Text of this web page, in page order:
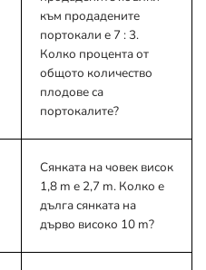
към продадените
портокали е 7 : 3.
Колко процента от
общото количество
плодове са
портокалите?
Сянката на човек висок
1,8 m е 2,7 m. Колко е
дълга сянката на
дърво високо 10 m?